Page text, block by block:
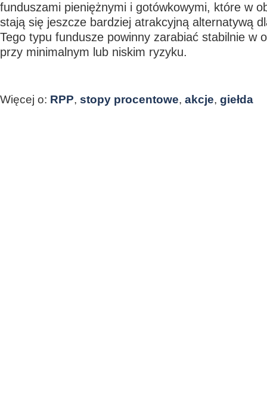
funduszami pieniężnymi i gotówkowymi, które w
stają się jeszcze bardziej atrakcyjną alternatywą
Tego typu fundusze powinny zarabiać stabilnie w
przy minimalnym lub niskim ryzyku.
Więcej o: RPP, stopy procentowe, akcje, giełda